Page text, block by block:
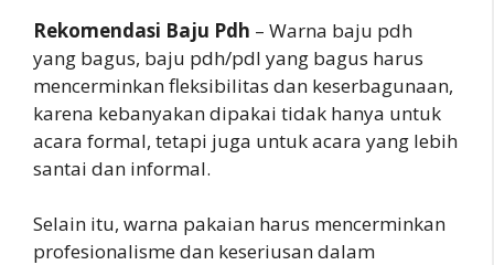
Rekomendasi Baju Pdh – Warna baju pdh
yang bagus, baju pdh/pdl yang bagus harus
mencerminkan fleksibilitas dan keserbagunaan,
karena kebanyakan dipakai tidak hanya untuk
acara formal, tetapi juga untuk acara yang lebih
santai dan informal.
Selain itu, warna pakaian harus mencerminkan
profesionalisme dan keseriusan dalam